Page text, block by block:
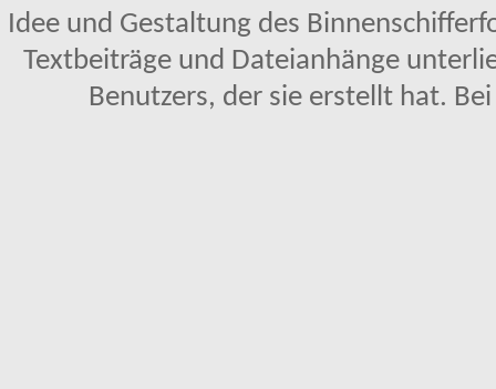
Idee und Gestaltung des
Textbeiträge und Dateianhänge
Benutzers, der sie erstellt hat.